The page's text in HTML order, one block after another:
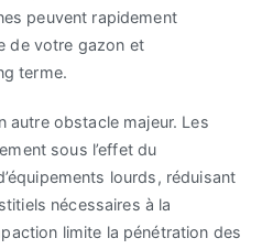
peuvent rapidement
de votre gazon et
terme.
autre obstacle majeur. Les
sous l’effet du
lourds, réduisant
nécessaires à la
limite la pénétration des